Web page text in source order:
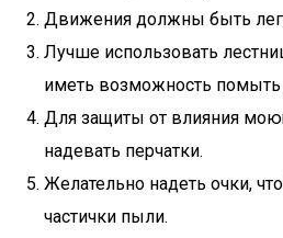
Движения должны быть
Лучше использовать
иметь возможность помыть
Для защиты от влияния
надевать перчатки.
Желательно надеть очки,
частички пыли.